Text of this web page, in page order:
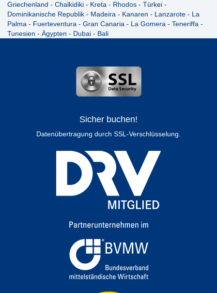
Griechenland - Chalkidiki - Kreta - Rhodos - Türkei -
Dominikanische Republik - Madeira - Kanaren - Lanzarote - La
Palma - Fuerteventura - Gran Canaria - La Gomera - Teneriffa -
Tunesien - Ägypten - Dubai - Bali
Sicher buchen!
Datenübertragung durch SSL-Verschlüsselung.